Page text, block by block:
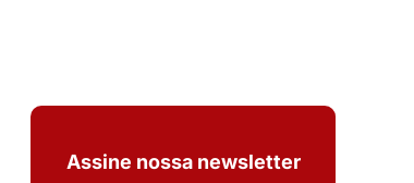
Assine nossa newsletter